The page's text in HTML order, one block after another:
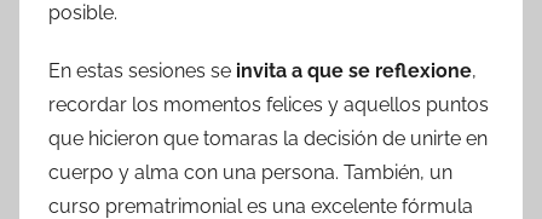
posible.
En estas sesiones se invita a que se reflexione,
recordar los momentos felices y aquellos puntos
que hicieron que tomaras la decisión de unirte en
cuerpo y alma con una persona. También, un
curso prematrimonial es una excelente fórmula